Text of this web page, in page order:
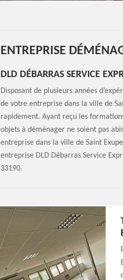
ENTREPRISE
DLD DÉBARRAS SERVICE
Disposant de plusieurs années
de votre entreprise dans la ville de
rapidement. Ayant reçu les
objets à déménager ne soient pas
entreprise dans la ville de Saint
entreprise DLD Débarras Service
33190.